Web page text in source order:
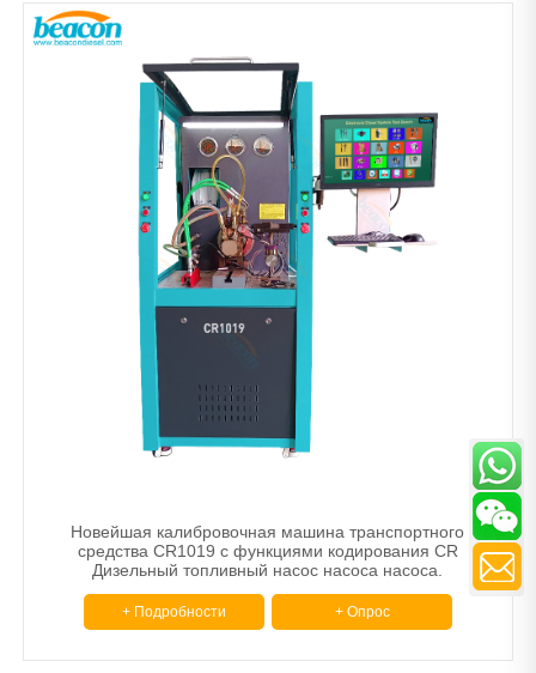
Новейшая калибровочная машина транспортного
средства CR1019 с функциями кодирования CR
Дизельный топливный насос насоса насоса.
+ Подробности + Опрос